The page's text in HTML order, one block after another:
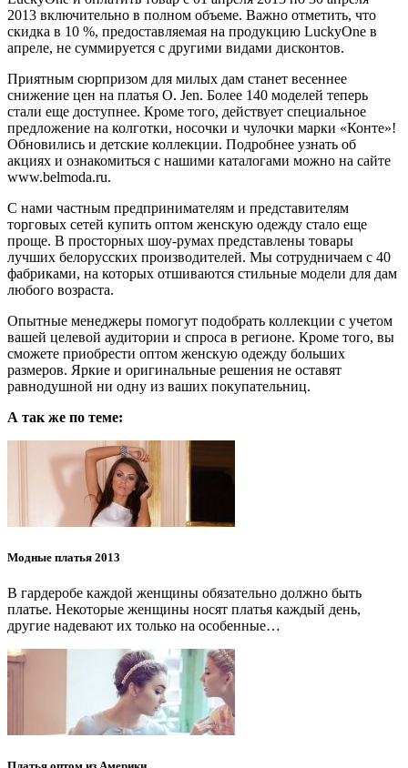
2013 включительно в полном объеме. Важно отметить, что
скидка в 10 %, предоставляемая на продукцию LuckyOne в
апреле, не суммируется с другими видами дисконтов.
Приятным сюрпризом для милых дам станет весеннее
снижение цен на платья O. Jen. Более 140 моделей теперь
стали еще доступнее. Кроме того, действует специальное
предложение на колготки, носочки и чулочки марки «Конте»!
Обновились и детские коллекции. Подробнее узнать об
акциях и ознакомиться с нашими каталогами можно на сайте
www.belmoda.ru.
С нами частным предпринимателям и представителям
торговых сетей купить оптом женскую одежду стало еще
проще. В просторных шоу-румах представлены товары
лучших белорусских производителей. Мы сотрудничаем с 40
фабриками, на которых отшиваются стильные модели для дам
любого возраста.
Опытные менеджеры помогут подобрать коллекции с учетом
вашей целевой аудитории и спроса в регионе. Кроме того, вы
сможете приобрести оптом женскую одежду больших
размеров. Яркие и оригинальные решения не оставят
равнодушной ни одну из ваших покупательниц.
А так же по теме:
Модные платья 2013
В гардеробе каждой женщины обязательно должно быть
платье. Некоторые женщины носят платья каждый день,
другие надевают их только на особенные…